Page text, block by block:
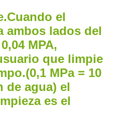
el
ambos lados del
MPA,
que limpie
MPa = 10
de agua) el
es el